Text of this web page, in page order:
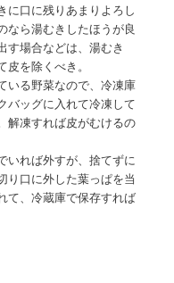
に口に残りあまりよろし
なら湯むきしたほうが良
す場合などは、湯むき
皮を除くべき。
いる野菜なので、冷凍庫
バッグに入れて冷凍して
解凍すれば皮がむけるの
いれば外すが、捨てずに
り口に外した葉っぱを当
て、冷蔵庫で保存すれば